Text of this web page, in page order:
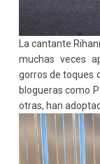
La cantante
muchas veces
gorros de toques
blogueras como
otras, han